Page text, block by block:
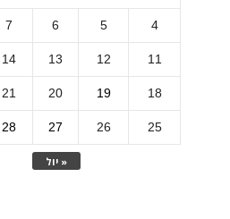
« יול
4
5
6
7
11
12
13
14
18
19
20
21
25
26
27
28